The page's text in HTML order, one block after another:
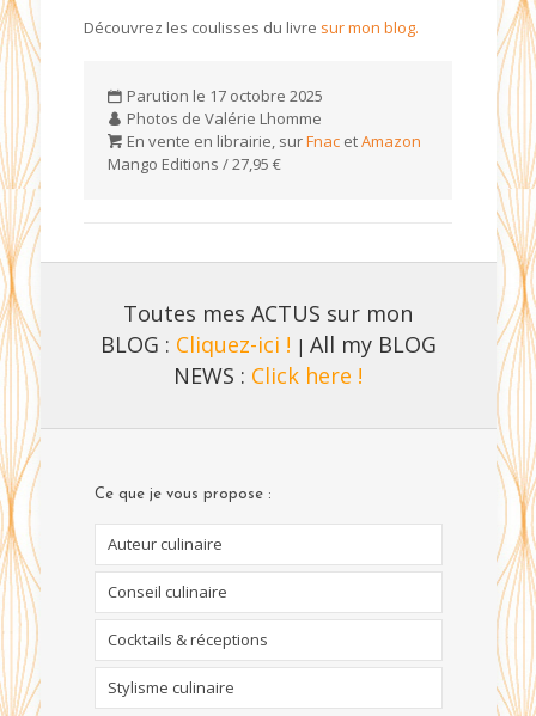
Découvrez les coulisses du livre sur mon blog.
Parution le 17 octobre 2025
Photos de Valérie Lhomme
En vente en librairie, surFnacetAmazon
Mango Editions / 27,95 €
Toutes mes ACTUS sur mon
BLOG : Cliquez-ici ! | All my BLOG
NEWS : Click here !
Ce que je vous propose :
Auteur culinaire
Conseil culinaire
Cocktails & réceptions
Stylisme culinaire